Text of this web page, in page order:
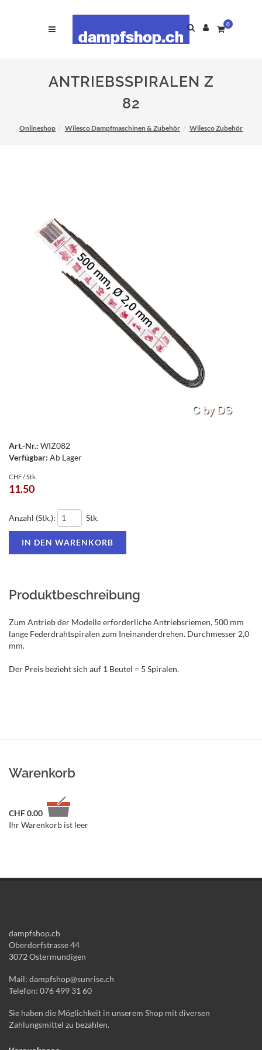
0
ANTRIEBSSPIRALEN Z
82
Onlineshop Wilesco Dampfmaschinen & Zubehör Wilesco Zubehör
Art.-Nr.: WIZ082
Verfügbar: Ab Lager
CHF / Stk.
11.50
Anzahl (Stk.): Stk.
Produktbeschreibung
Zum Antrieb der Modelle erforderliche Antriebsriemen, 500 mm
lange Federdrahtspiralen zum Ineinanderdrehen. Durchmesser 2,0
mm.
Der Preis bezieht sich auf 1 Beutel = 5 Spiralen.
Warenkorb
CHF0.00
Ihr Warenkorb ist leer
dampfshop.ch
Oberdorfstrasse 44
3072 Ostermundigen
Mail: dampfshop@sunrise.ch
Telefon: 076 499 31 60
Sie haben die Möglichkeit in unserem Shop mit diversen
Zahlungsmittel zu bezahlen.